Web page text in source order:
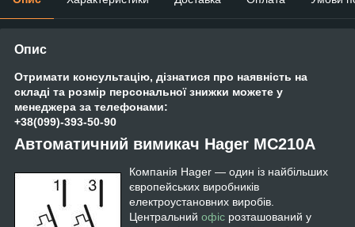
Опис
Отримати консультацію, дізнатися про наявність на
складі та розмір персональної знижки можете у
менеджера за телефонами:
+38(099)-393-50-90
Автоматичний вимикач Hager MC210A
Компанія Hager — один із найбільших
європейських виробників
електроустановних виробів.
Центральний офіс розташований у